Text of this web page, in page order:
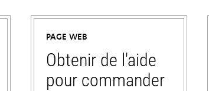
PAGE WEB
Obtenir de l'aide
pour commander